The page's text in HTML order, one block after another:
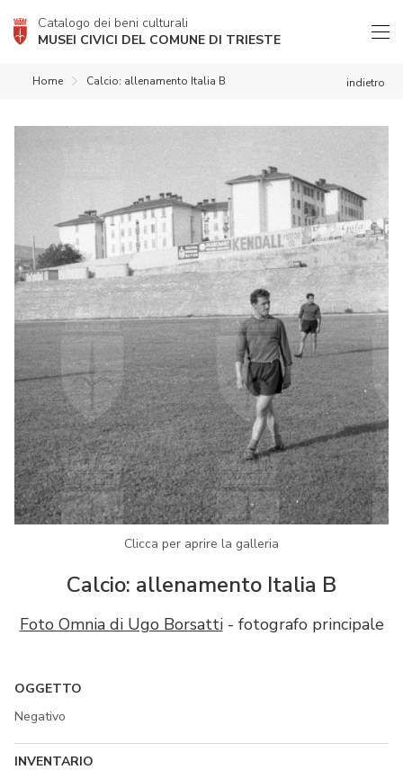
Catalogo dei beni culturali
MUSEI CIVICI DEL COMUNE DI TRIESTE
indietro
Home Calcio: allenamento Italia B
Clicca per aprire la galleria
Calcio: allenamento Italia B
Foto Omnia di Ugo Borsatti- fotografo principale
OGGETTO
Negativo
INVENTARIO